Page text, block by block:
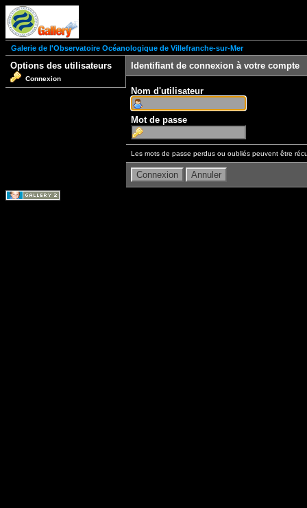
Galerie de l'Observatoire Océanologique de Villefranche-sur-Mer
Options des utilisateurs
Connexion
Identifiant de connexion à votre compte
Nom d'utilisateur
Mot de passe
Les mots de passe perdus ou oubliés peuvent être